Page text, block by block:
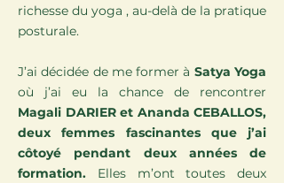
richesse du yoga , au-delà de la pratique
posturale.
J’ai décidée de me former à Satya Yoga
où j’ai eu la chance de rencontrer
Magali DARIER et Ananda CEBALLOS,
deux femmes fascinantes que j’ai
côtoyé pendant deux années de
formation. Elles m’ont toutes deux